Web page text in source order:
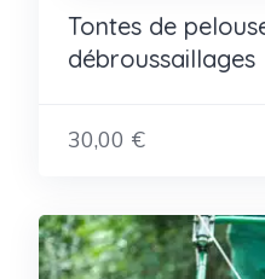
Tontes de
débroussaillages
30,00 €